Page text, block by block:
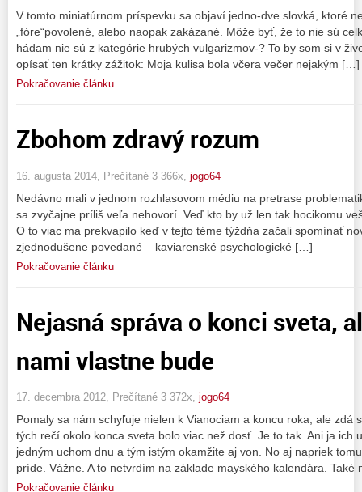
V tomto miniatúrnom príspevku sa objaví jedno-dve slovká, ktoré
„fóre“povolené, alebo naopak zakázané. Môže byť, že to nie sú
hádam nie sú z kategórie hrubých vulgarizmov-? To by som si v
opísať ten krátky zážitok: Moja kulisa bola včera večer nejakým […]
Pokračovanie článku
Zbohom zdravý rozum
16. augusta 2014, Prečítané 3 366x, jogo64
Nedávno mali v jednom rozhlasovom médiu na pretrase
sa zvyčajne príliš veľa nehovorí. Veď kto by už len tak hocikomu
O to viac ma prekvapilo keď v tejto téme týždňa začali spomínať
zjednodušene povedané – kaviarenské psychologické […]
Pokračovanie článku
Nejasná správa o konci sveta,
nami vlastne bude
17. decembra 2012, Prečítané 3 372x, jogo64
Pomaly sa nám schyľuje nielen k Vianociam a koncu roka, ale zdá
tých rečí okolo konca sveta bolo viac než dosť. Je to tak. Ani ja ich
jedným uchom dnu a tým istým okamžite aj von. No aj napriek
príde. Vážne. A to netvrdím na základe mayského kalendára.
Pokračovanie článku